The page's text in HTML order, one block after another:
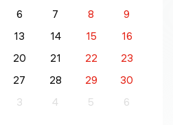
6 7 8
9
13 14 15
16
20 21 22
23
27 28 29
30
3 4 5 6